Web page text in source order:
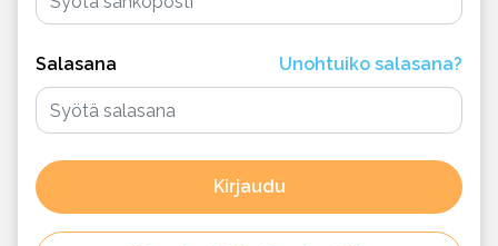
Salasana Unohtuiko salasana?
Kirjaudu